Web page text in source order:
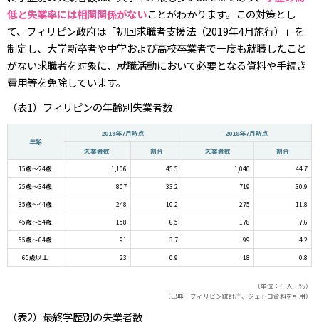
低と失業率には相関関係がないことがわかります。この対策とし
て、フィリピン政府は「初回求職者支援法（2019年4月施行）」を
制定し、大学新卒者や中学および高校卒業者で一度も就職したこと
がない求職者を対象に、就職活動において必要となる資料や手続き
費用等を免除しています。
（表1）フィリピンの年齢別失業者数
年齢
2019年7月時点 2018年7月時点
失業者数 割合 失業者数 割合
15歳～24歳 1,106 45.5 1,040 44.7
25歳～34歳 807 33.2 719 30.9
35歳～44歳 248 10.2 275 11.8
45歳～54歳 158 6.5 178 7.6
55歳～64歳 91 3.7 99 4.2
65歳以上 23 0.9 18 0.8
（単位：千人・％）
（出典：フィリピン統計庁、ジェトロ資料を引用）
（表2）最終学歴別の失業者数